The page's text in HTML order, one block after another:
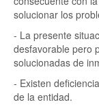
solucionar los
- La presente
desfavorable pero
solucionadas de
- Existen
de la entidad.